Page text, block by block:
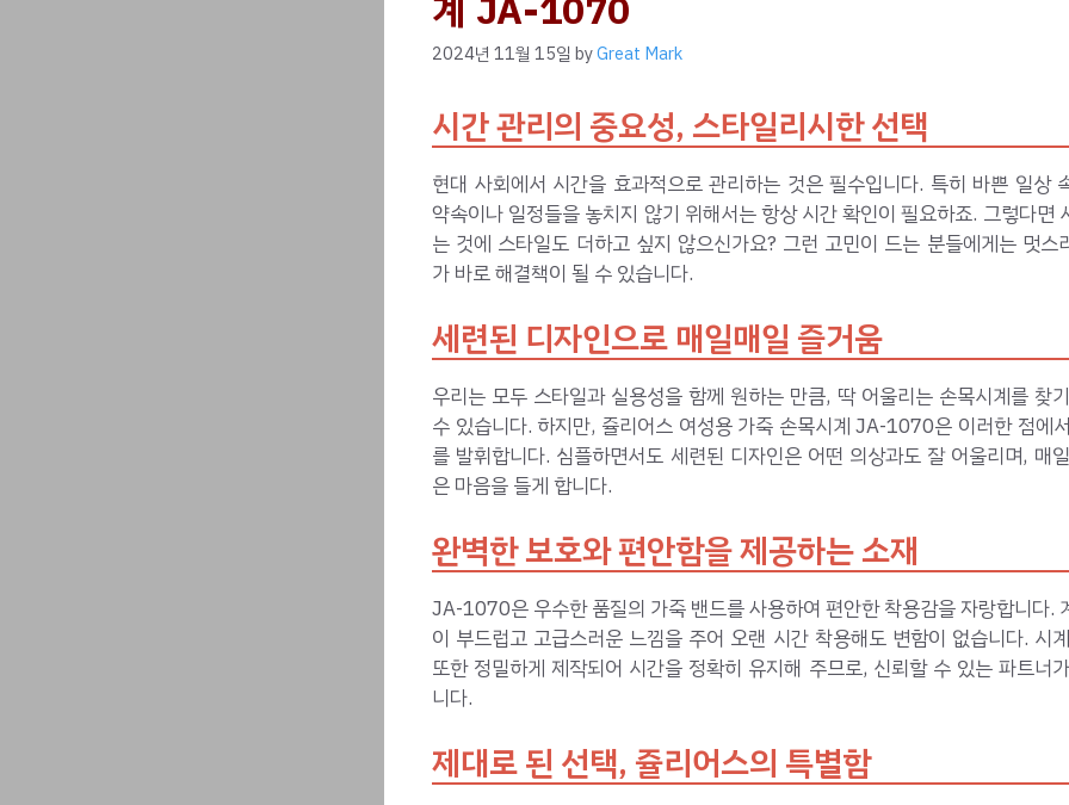
2024년 11월 15일 byGreat Mark
시간 관리의 중요성, 스타일리시한 선택
현대 사회에서 시간을 효과적으로 관리하는 것은 필수입니다. 특히 바쁜 일상
약속이나 일정들을 놓치지 않기 위해서는 항상 시간 확인이 필요하죠. 그렇다면
는 것에 스타일도 더하고 싶지 않으신가요? 그런 고민이 드는 분들에게는 멋스
가 바로 해결책이 될 수 있습니다.
세련된 디자인으로 매일매일 즐거움
우리는 모두 스타일과 실용성을 함께 원하는 만큼, 딱 어울리는 손목시계를 찾
수 있습니다. 하지만, 쥴리어스 여성용 가죽 손목시계 JA-1070은 이러한 점에
를 발휘합니다. 심플하면서도 세련된 디자인은 어떤 의상과도 잘 어울리며, 매
은 마음을 들게 합니다.
완벽한 보호와 편안함을 제공하는 소재
JA-1070은 우수한 품질의 가죽 밴드를 사용하여 편안한 착용감을 자랑합니다.
이 부드럽고 고급스러운 느낌을 주어 오랜 시간 착용해도 변함이 없습니다. 시
또한 정밀하게 제작되어 시간을 정확히 유지해 주므로, 신뢰할 수 있는 파트너
니다.
제대로 된 선택, 쥴리어스의 특별함